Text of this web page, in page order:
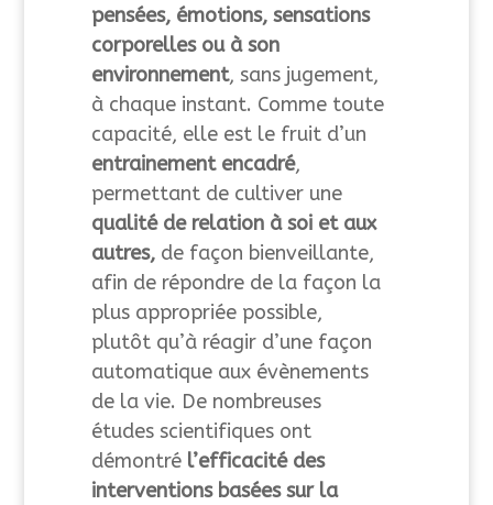
pensées, émotions, sensations
corporelles ou à son
environnement, sans jugement,
à chaque instant. Comme toute
capacité, elle est le fruit d’un
entrainement encadré,
permettant de cultiver une
qualité de relation à soi et aux
autres, de façon bienveillante,
afin de répondre de la façon la
plus appropriée possible,
plutôt qu’à réagir d’une façon
automatique aux évènements
de la vie. De nombreuses
études scientifiques ont
démontré l’efficacité des
interventions basées sur la